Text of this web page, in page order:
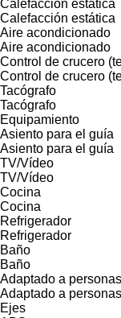
Calefacción estática
Calefacción estática
Aire acondicionado
Aire acondicionado
Control de crucero
Control de crucero
Tacógrafo
Tacógrafo
Equipamiento
Asiento para el guía
Asiento para el guía
TV/Vídeo
TV/Vídeo
Cocina
Cocina
Refrigerador
Refrigerador
Baño
Baño
Adaptado a
Adaptado a
Ejes